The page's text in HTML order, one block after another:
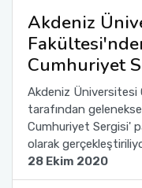
Akdeniz
Cumhuriyet
Akdeniz Üniversitesi
tarafından
Cumhuriyet Sergisi'
olarak
28 Ekim 2020